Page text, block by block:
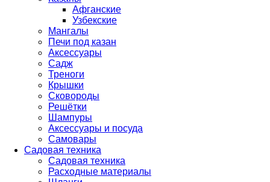
Афганские
Узбекские
Мангалы
Печи под казан
Аксессуары
Садж
Треноги
Крышки
Сковороды
Решётки
Шампуры
Аксессуары и посуда
Самовары
Садовая техника
Садовая техника
Расходные материалы